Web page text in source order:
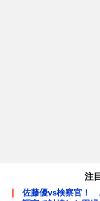
注
佐藤優vs検察官！